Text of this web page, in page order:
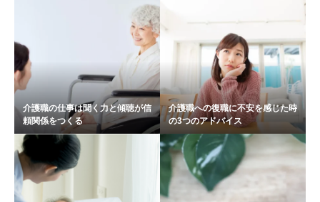
介護職の仕事は聞く力と傾聴が信
頼関係をつくる
介護職への復職に不安を感じた時
の3つのアドバイス